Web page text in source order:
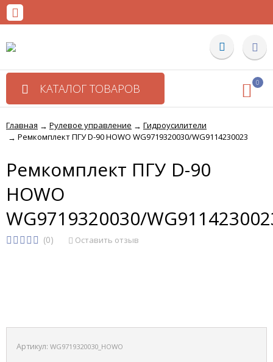
КАТАЛОГ ТОВАРОВ 0
Главная → Рулевое управление → Гидроусилители
→ Ремкомплект ПГУ D-90 HOWO WG9719320030/WG9114230023
Ремкомплект ПГУ D-90
HOWO
WG9719320030/
(0) Оставить отзыв
Артикул: WG9719320030_HOWO